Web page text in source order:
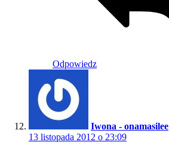
Odpowiedz
Iwona - onamasilee
13 listopada 2012 o 23:09